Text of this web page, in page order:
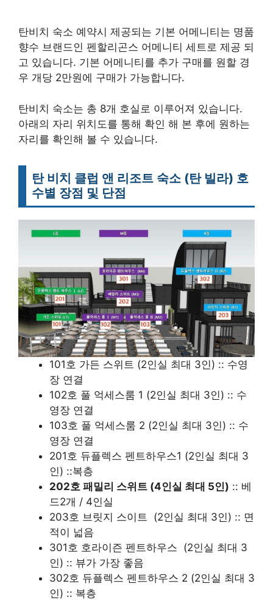
탄비치 숙소 예약시 제공되는 기본 어메니티는 명품
향수 브랜드인 펜할리곤스 어메니티 세트로 제공 되
고 있습니다. 기본 어메니티를 추가 구매를 원할 경
우 개당 2만원에 구매가 가능합니다.
탄비치 숙소는 총 8개 호실로 이루어져 있습니다.
아래의 자리 위치도를 통해 확인 해 본 후에 원하는
자리를 확인해 볼 수 있습니다.
탄 비치 클럽 앤 리조트 숙소 (탄 빌라) 호
수별 장점 및 단점
101호 가든 스위트 (2인실 최대 3인) :: 수영
장 연결
102호 풀 억세스룸 1 (2인실 최대 3인) :: 수
영장 연결
103호 풀 억세스룸 2 (2인실 최대 3인) :: 수
영장 연결
201호 듀플렉스 펜트하우스1 (2인실 최대 3
인) ::복층
202호 패밀리 스위트 (4인실 최대 5인) :: 베
드2개 / 4인실
203호 브릿지 스이트 (2인실 최대 3인) :: 면
적이 넓음
301호 호라이즌 펜트하우스 (2인실 최대 3
인) :: 뷰가 가장 좋음
302호 듀플렉스 펜트하우스 2 (2인실 최대 3
인) :: 복층